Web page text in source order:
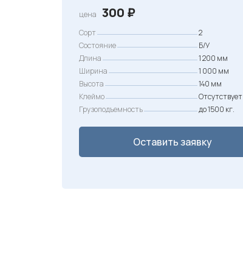
цена 300 ₽
Сорт
2
Состояние
Б/У
Длина
1 200 мм
Ширина
1 000 мм
Высота
140 мм
Клеймо
Отсутствует
Грузоподъемность
до 1500 кг.
Оставить заявку